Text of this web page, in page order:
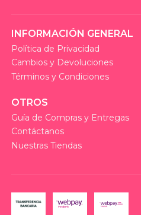
INFORMACIÓN GENERAL
Política de Privacidad
Cambios y Devoluciones
Términos y Condiciones
OTROS
Guía de Compras y Entregas
Contáctanos
Nuestras Tiendas